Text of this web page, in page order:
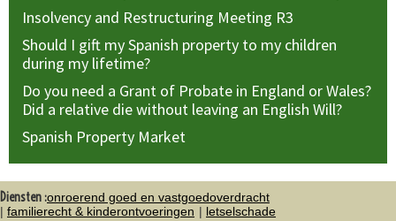
Insolvency and Restructuring Meeting R3
Should I gift my Spanish property to my children
during my lifetime?
Do you need a Grant of Probate in England or Wales?
Did a relative die without leaving an English Will?
Spanish Property Market
Diensten :onroerend goed en vastgoedoverdracht
familierecht & kinderontvoeringen
letselschade